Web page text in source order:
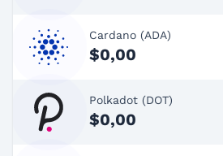
Cardano (ADA)
$0,00
Polkadot (DOT)
$0,00